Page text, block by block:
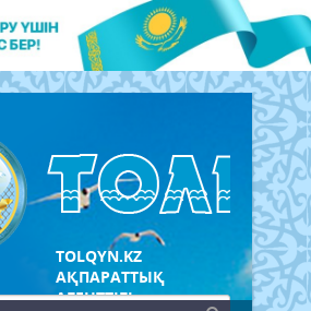
TOLQYN.KZ
АҚПАРАТТЫҚ
АГЕНТТІГІ